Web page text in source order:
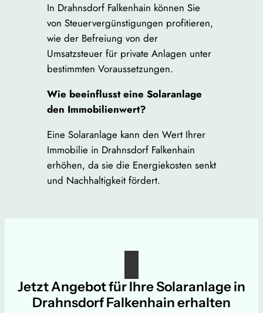
In Drahnsdorf Falkenhain können Sie
von Steuervergünstigungen profitieren,
wie der Befreiung von der
Umsatzsteuer für private Anlagen unter
bestimmten Voraussetzungen.
Wie beeinflusst eine Solaranlage
den Immobilienwert?
Eine Solaranlage kann den Wert Ihrer
Immobilie in Drahnsdorf Falkenhain
erhöhen, da sie die Energiekosten senkt
und Nachhaltigkeit fördert.
Jetzt Angebot für Ihre Solaranlage in
Drahnsdorf Falkenhain erhalten